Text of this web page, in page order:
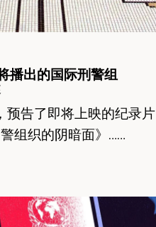
播出的国际刑警组
预告了即将上映的纪录片
组织的阴暗面》……